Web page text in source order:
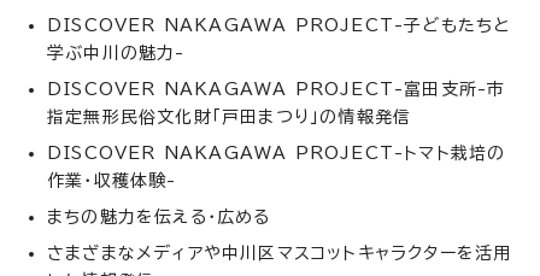
DISCOVER NAKAGAWA PROJECT-子どもたちと
学ぶ中川の魅力-
DISCOVER NAKAGAWA PROJECT-富田支所-市
指定無形民俗文化財「戸田まつり」の情報発信
DISCOVER NAKAGAWA PROJECT-トマト栽培の
作業・収穫体験-
まちの魅力を伝える・広める
さまざまなメディアや中川区マスコットキャラクターを活用